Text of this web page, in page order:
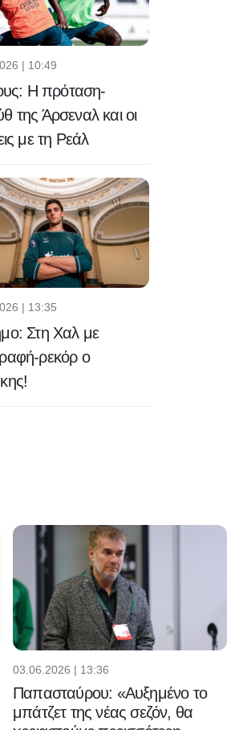
| 10:49
Η πρόταση-
της Άρσεναλ και οι
με τη Ρεάλ
| 13:35
Στη Χαλ με
ρεκόρ ο
03.06.2026 | 13:36
Παπασταύρου: «Αυξημένο το
μπάτζετ της νέας σεζόν, θα